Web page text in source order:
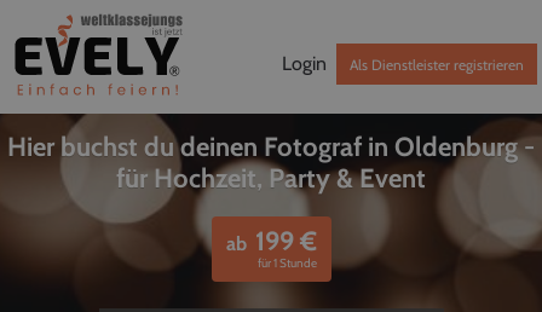
Login Als Dienstleister registrieren
Hier buchst du deinen Fotograf in Oldenburg -
für Hochzeit, Party & Event
ab 199€
für 1 Stunde